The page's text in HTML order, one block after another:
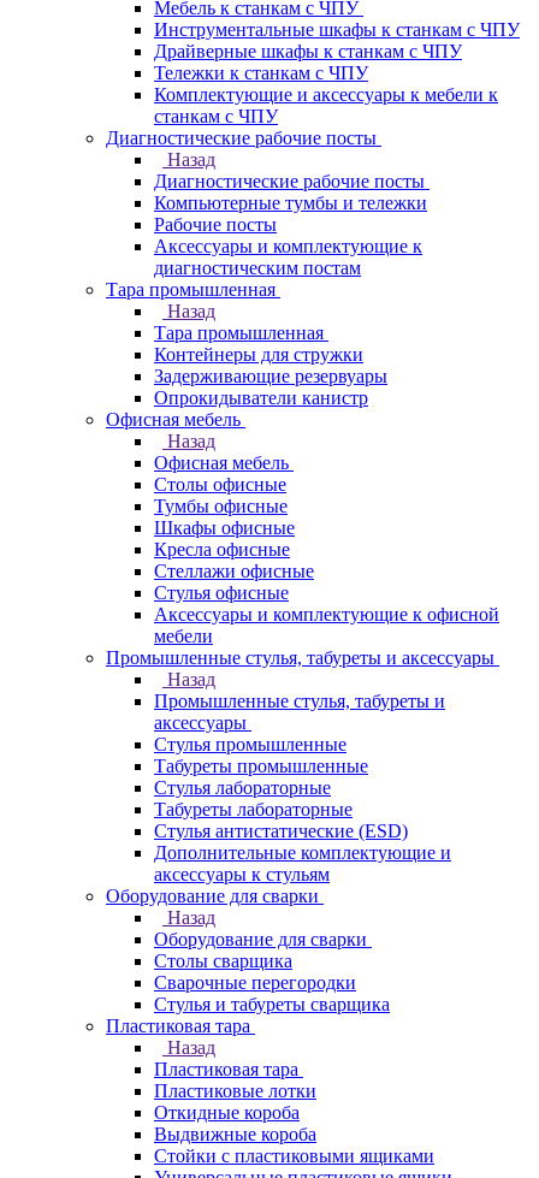
Мебель к станкам с ЧПУ
Инструментальные шкафы к станкам с ЧПУ
Драйверные шкафы к станкам с ЧПУ
Тележки к станкам с ЧПУ
Комплектующие и аксессуары к мебели к
станкам с ЧПУ
Диагностические рабочие посты
Назад
Диагностические рабочие посты
Компьютерные тумбы и тележки
Рабочие посты
Аксессуары и комплектующие к
диагностическим постам
Тара промышленная
Назад
Тара промышленная
Контейнеры для стружки
Задерживающие резервуары
Опрокидыватели канистр
Офисная мебель
Назад
Офисная мебель
Столы офисные
Тумбы офисные
Шкафы офисные
Кресла офисные
Стеллажи офисные
Стулья офисные
Аксессуары и комплектующие к офисной
мебели
Промышленные стулья, табуреты и аксессуары
Назад
Промышленные стулья, табуреты и
аксессуары
Стулья промышленные
Табуреты промышленные
Стулья лабораторные
Табуреты лабораторные
Стулья антистатические (ESD)
Дополнительные комплектующие и
аксессуары к стульям
Оборудование для сварки
Назад
Оборудование для сварки
Столы сварщика
Сварочные перегородки
Стулья и табуреты сварщика
Пластиковая тара
Назад
Пластиковая тара
Пластиковые лотки
Откидные короба
Выдвижные короба
Стойки с пластиковыми ящиками